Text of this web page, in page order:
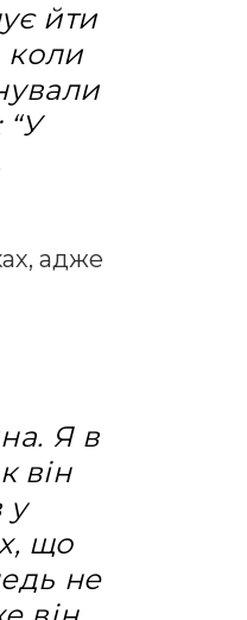
йти
коли
“У
адже
Я в
він
у
що
не